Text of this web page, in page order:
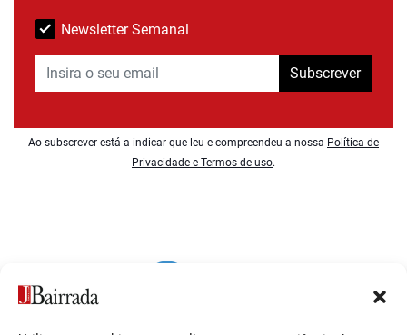
Newsletter Semanal
Subscrever
Ao subscrever está a indicar que leu e compreendeu a nossa Política de
Privacidade e Termos de uso.